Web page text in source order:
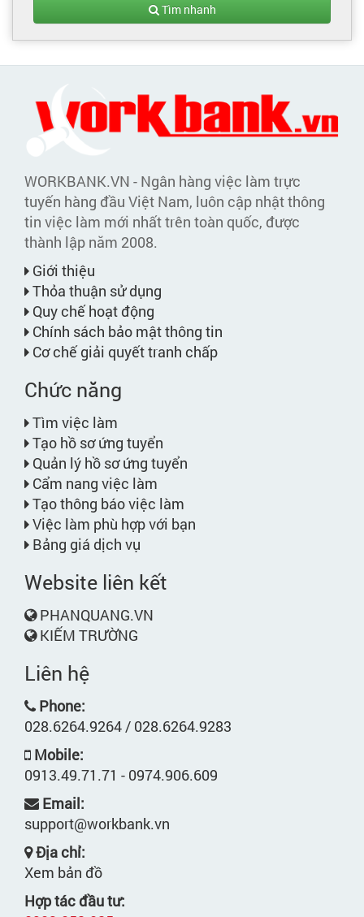
Tìm nhanh
WORKBANK.VN - Ngân hàng việc làm trực
tuyến hàng đầu Việt Nam, luôn cập nhật thông
tin việc làm mới nhất trên toàn quốc, được
thành lập năm 2008.
Giới thiệu
Thỏa thuận sử dụng
Quy chế hoạt động
Chính sách bảo mật thông tin
Cơ chế giải quyết tranh chấp
Chức năng
Tìm việc làm
Tạo hồ sơ ứng tuyển
Quản lý hồ sơ ứng tuyển
Cẩm nang việc làm
Tạo thông báo việc làm
Việc làm phù hợp với bạn
Bảng giá dịch vụ
Website liên kết
PHANQUANG.VN
KIẾM TRƯỜNG
Liên hệ
Phone:
028.6264.9264 / 028.6264.9283
Mobile:
0913.49.71.71 - 0974.906.609
Email:
support@workbank.vn
Địa chỉ:
Xem bản đồ
Hợp tác đầu tư: